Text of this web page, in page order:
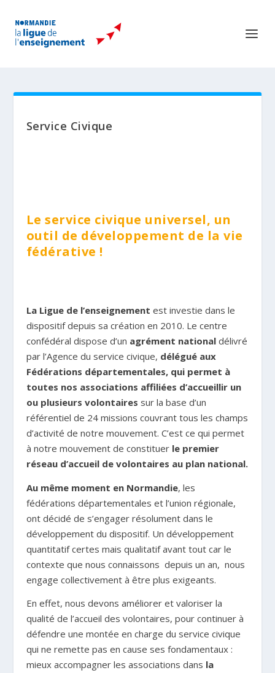
Service Civique
Le service civique universel, un
outil de développement de la vie
fédérative !
La Ligue de l’enseignement est investie dans le
dispositif depuis sa création en 2010. Le centre
confédéral dispose d’un agrément nationaldélivré
par l’Agence du service civique, délégué aux
Fédérations départementales, qui permet à
toutes nos associations affiliées d’accueillir un
ou plusieurs volontaires sur la base d’un
référentiel de 24 missions couvrant tous les champs
d’activité de notre mouvement. C’est ce qui permet
à notre mouvement de constituer le premier
réseau d’accueil de volontaires au plan national.
Au même moment en Normandie, les
fédérations départementales et l’union régionale,
ont décidé de s’engager résolument dans le
développement du dispositif. Un développement
quantitatif certes mais qualitatif avant tout car le
contexte que nous connaissons depuis un an, nous
engage collectivement à être plus exigeants.
En effet, nous devons améliorer et valoriser la
qualité de l’accueil des volontaires, pour continuer à
défendre une montée en charge du service civique
qui ne remette pas en cause ses fondamentaux :
mieux accompagner les associations dans la